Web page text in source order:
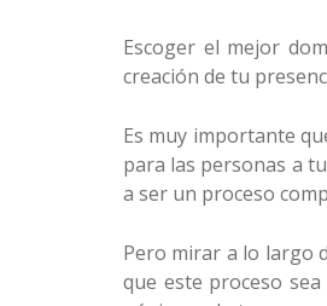
Escoger el mejor
creación de tu
Es muy importante
para las personas a
a ser un proceso
Pero mirar a lo largo
que este proceso